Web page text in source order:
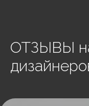
ОТЗЫВЫ